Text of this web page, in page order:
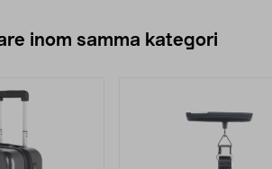
inom samma kategori